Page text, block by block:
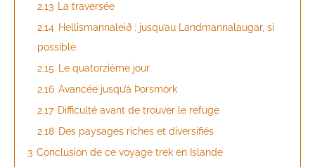
2.13 La traversée
2.14 Hellismannaleið : jusqu’au Landmannalaugar, si
possible
2.15 Le quatorzième jour
2.16 Avancée jusqu’à Þorsmörk
2.17 Difficulté avant de trouver le refuge
2.18 Des paysages riches et diversifiés
3 Conclusion de ce voyage trek en Islande